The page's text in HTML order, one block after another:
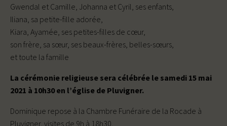
Gwendal et Camille, Johanna et Cyril, ses enfants,
Iliana, sa petite-fille adorée,
Kiara, Ayamée, ses petites-filles de cœur,
son frère, sa sœur, ses beaux-frères, belles-sœurs,
et toute la famille
La cérémonie religieuse sera célébrée le samedi 15 mai
2021 à 10h30 en l’église de Pluvigner.
Dominique repose à la Chambre Funéraire de la Rocade à
Pluvigner, visites de 9h à 18h30.